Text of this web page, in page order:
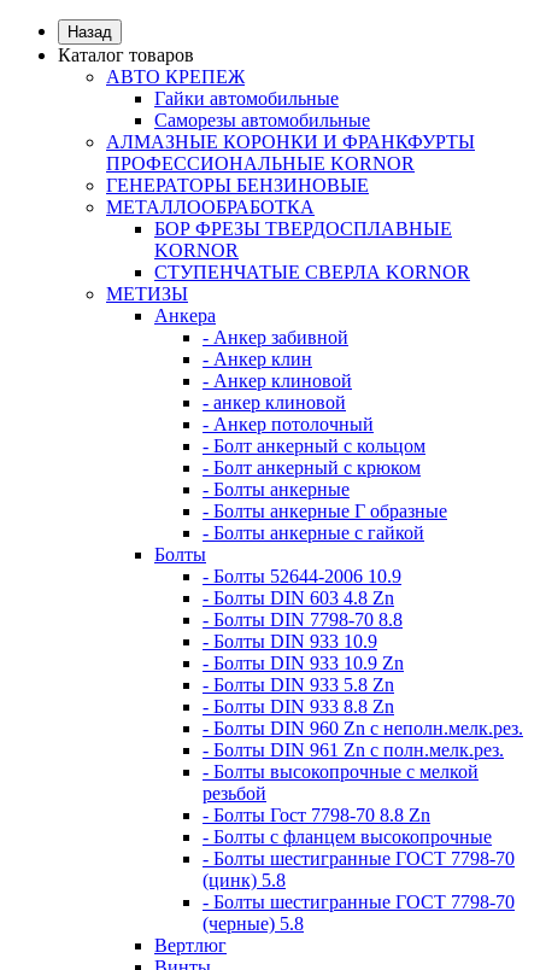
Назад
Каталог товаров
АВТО КРЕПЕЖ
Гайки автомобильные
Саморезы автомобильные
АЛМАЗНЫЕ КОРОНКИ И ФРАНКФУРТЫ
ПРОФЕССИОНАЛЬНЫЕ KORNOR
ГЕНЕРАТОРЫ БЕНЗИНОВЫЕ
МЕТАЛЛООБРАБОТКА
БОР ФРЕЗЫ ТВЕРДОСПЛАВНЫЕ
KORNOR
СТУПЕНЧАТЫЕ СВЕРЛА KORNОR
МЕТИЗЫ
Анкера
- Анкер забивной
- Анкер клин
- Анкер клиновой
- анкер клиновой
- Анкер потолочный
- Болт анкерный с кольцом
- Болт анкерный с крюком
- Болты анкерные
- Болты анкерные Г образные
- Болты анкерные с гайкой
Болты
- Болты 52644-2006 10.9
- Болты DIN 603 4.8 Zn
- Болты DIN 7798-70 8.8
- Болты DIN 933 10.9
- Болты DIN 933 10.9 Zn
- Болты DIN 933 5.8 Zn
- Болты DIN 933 8.8 Zn
- Болты DIN 960 Zn c неполн.мелк.рез.
- Болты DIN 961 Zn с полн.мелк.рез.
- Болты высокопрочные с мелкой
резьбой
- Болты Гост 7798-70 8.8 Zn
- Болты с фланцем высокопрочные
- Болты шестигранные ГОСТ 7798-70
(цинк) 5.8
- Болты шестигранные ГОСТ 7798-70
(черные) 5.8
Вертлюг